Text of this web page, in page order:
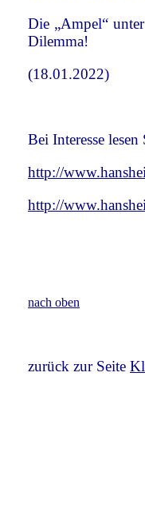
Die „Ampel“
Dilemma!
(18.01.2022)
Bei Interesse lesen
http://
http://
nach oben
zurück zur Seite